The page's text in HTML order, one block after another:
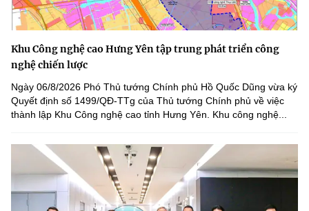
Khu Công nghệ cao Hưng Yên tập trung phát triển công
nghệ chiến lược
Ngày 06/8/2026 Phó Thủ tướng Chính phủ Hồ Quốc Dũng vừa ký
Quyết định số 1499/QĐ-TTg của Thủ tướng Chính phủ về việc
thành lập Khu Công nghệ cao tỉnh Hưng Yên. Khu công nghệ...